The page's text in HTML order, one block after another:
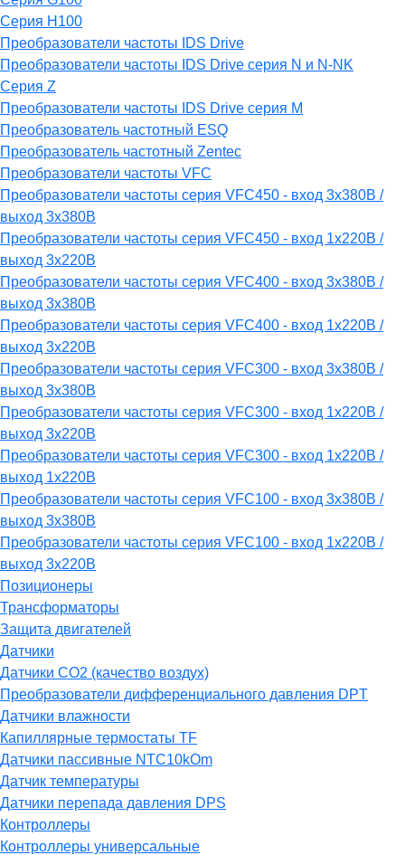
Серия H100
Преобразователи частоты IDS Drive
Преобразователи частоты IDS Drive серия N и N-NK
Серия Z
Преобразователи частоты IDS Drive серия М
Преобразователь частотный ESQ
Преобразователь частотный Zentec
Преобразователи частоты VFC
Преобразователи частоты серия VFC450 - вход 3х380В /
выход 3х380В
Преобразователи частоты серия VFC450 - вход 1х220В /
выход 3х220В
Преобразователи частоты серия VFC400 - вход 3х380В /
выход 3х380В
Преобразователи частоты серия VFC400 - вход 1х220В /
выход 3х220В
Преобразователи частоты серия VFC300 - вход 3х380В /
выход 3х380В
Преобразователи частоты серия VFC300 - вход 1х220В /
выход 3х220В
Преобразователи частоты серия VFC300 - вход 1х220В /
выход 1х220В
Преобразователи частоты серия VFC100 - вход 3х380В /
выход 3х380В
Преобразователи частоты серия VFC100 - вход 1х220В /
выход 3х220В
Позиционеры
Трансформаторы
Защита двигателей
Датчики
Датчики СО2 (качество воздух)
Преобразователи дифференциального давления DPT
Датчики влажности
Капиллярные термостаты TF
Датчики пассивные NTC10kOm
Датчик температуры
Датчики перепада давления DPS
Контроллеры
Контроллеры универсальные